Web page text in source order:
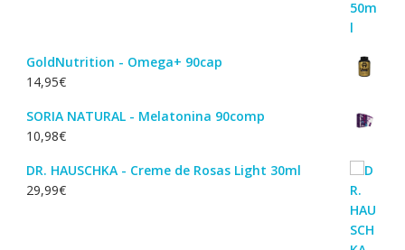
GoldNutrition - Omega+ 90cap
14,95€
SORIA NATURAL - Melatonina 90comp
10,98€
DR. HAUSCHKA - Creme de Rosas Light 30ml
29,99€